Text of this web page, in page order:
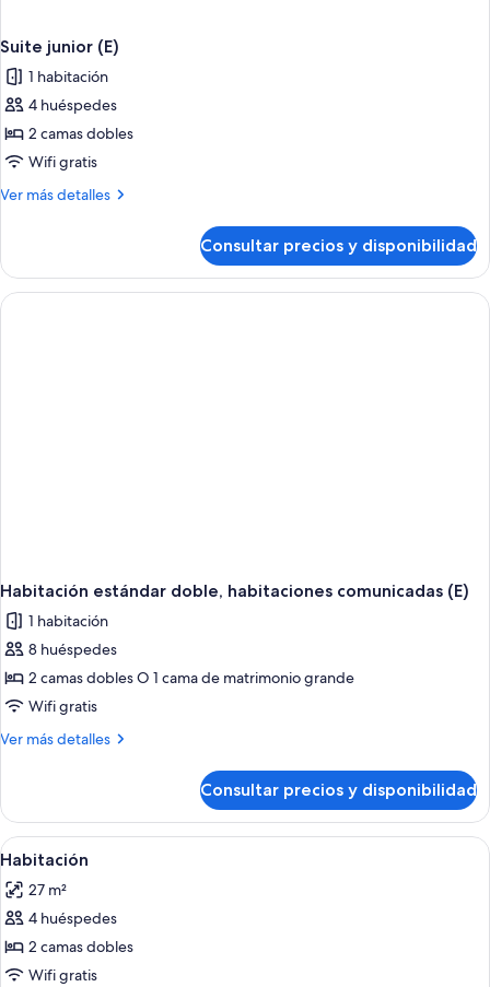
Suite junior (E)
1 habitación
4 huéspedes
2 camas dobles
Wifi gratis
Ver más detalles
Más
junior
(E)
Consultar precios y disponibilidad
Habitación estándar doble, habitaciones comunicadas (E)
1 habitación
8 huéspedes
2 camas dobles O 1 cama de matrimonio grande
Wifi gratis
Ver más detalles
Más
estándar
doble,
habitaciones
(E)
Consultar precios y disponibilidad
Abrir
todas
las
fotos
de
Habitación
Minibar, caja fuerte, espacio para
4
Habitación
27 m²
4 huéspedes
2 camas dobles
Wifi gratis